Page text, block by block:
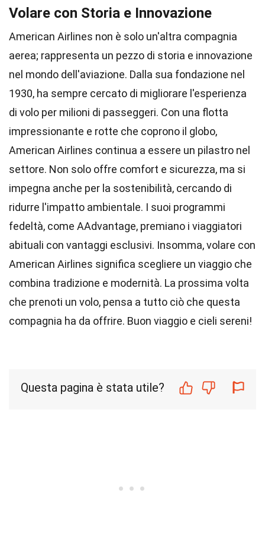
Volare con Storia e Innovazione
American Airlines non è solo un'altra compagnia
aerea; rappresenta un pezzo di storia e innovazione
nel mondo dell'aviazione. Dalla sua fondazione nel
1930, ha sempre cercato di migliorare l'esperienza
di volo per milioni di passeggeri. Con una flotta
impressionante e rotte che coprono il globo,
American Airlines continua a essere un pilastro nel
settore. Non solo offre comfort e sicurezza, ma si
impegna anche per la sostenibilità, cercando di
ridurre l'impatto ambientale. I suoi programmi
fedeltà, come AAdvantage, premiano i viaggiatori
abituali con vantaggi esclusivi. Insomma, volare con
American Airlines significa scegliere un viaggio che
combina tradizione e modernità. La prossima volta
che prenoti un volo, pensa a tutto ciò che questa
compagnia ha da offrire. Buon viaggio e cieli sereni!
Questa pagina è stata utile?